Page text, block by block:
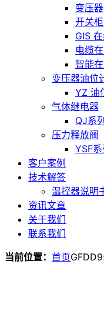
变压
开关
GIS
电缆
智能
变压器油位
YZ 油
气体继电器
QJ系
压力释放阀
YSF
客户案例
技术解答
温控器说明
资讯文章
关于我们
联系我们
当前位置： 首页